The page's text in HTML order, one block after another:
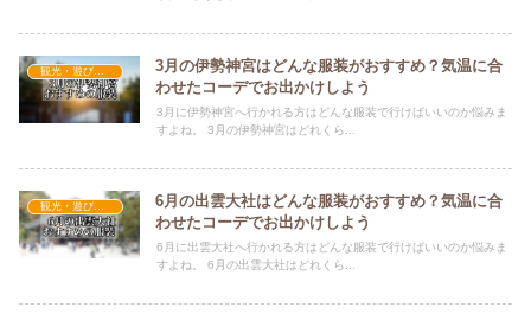
観光・遊びスポット×おすすめの服装
3月の伊勢神宮はどんな服装がおすすめ？気温に合
わせたコーデでお出かけしよう
3月に伊勢神宮へ行かれる方はどんな服装で行けばいいのか悩みま
すよね。 3月の伊勢神宮はどれくら...
観光・遊びスポット×おすすめの服装
6月の出雲大社はどんな服装がおすすめ？気温に合
わせたコーデでお出かけしよう
6月に出雲大社へ行かれる方はどんな服装で行けばいいのか悩みま
すよね。 6月の出雲大社はどれくら...